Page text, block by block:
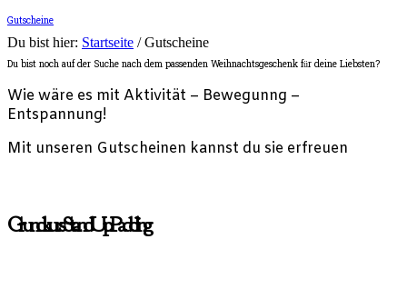
Gutscheine
Du bist hier: Startseite / Gutscheine
Du bist noch auf der Suche nach dem passenden Weihnachtsgeschenk für deine Liebsten?
Wie wäre es mit Aktivität – Bewegunng –
Entspannung!
Mit unseren Gutscheinen kannst du sie erfreuen
Grundkurs Stand Up Paddling